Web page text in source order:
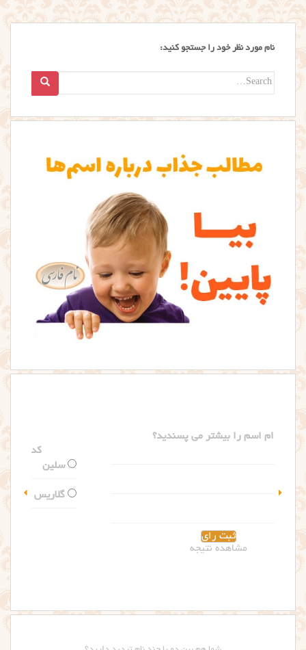
نام مورد نظر خود را جستجو کنید:
Search